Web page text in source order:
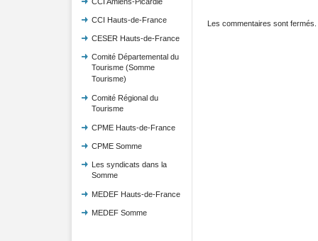
CCI Hauts-de-France
CESER Hauts-de-France
Comité Départemental du
Tourisme (Somme
Tourisme)
Comité Régional du
Tourisme
CPME Hauts-de-France
CPME Somme
Les syndicats dans la
Somme
MEDEF Hauts-de-France
MEDEF Somme
Les commentaires sont fermés.